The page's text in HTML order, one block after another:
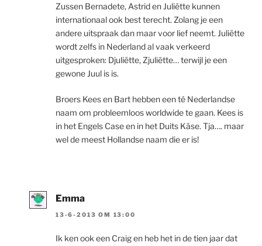
Zussen Bernadete, Astrid en Juliëtte kunnen
internationaal ook best terecht. Zolang je een
andere uitspraak dan maar voor lief neemt. Juliëtte
wordt zelfs in Nederland al vaak verkeerd
uitgesproken: Djuliëtte, Zjuliëtte… terwijl je een
gewone Juul is is.
Broers Kees en Bart hebben een té Nederlandse
naam om probleemloos worldwide te gaan. Kees is
in het Engels Case en in het Duits Käse. Tja…. maar
wel de meest Hollandse naam die er is!
Emma
13-6-2013 OM 13:00
Ik ken ook een Craig en heb het in de tien jaar dat